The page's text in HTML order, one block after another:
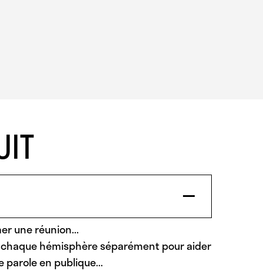
une réunion...
hémisphère séparément pour aider
en publique...